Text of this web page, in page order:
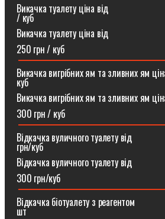
Викачка туалету ціна від
/ куб⠀
Викачка туалету ціна від
250 грн / куб
Викачка вигрібних ям та зливних ям
куб
Викачка вигрібних ям та зливних ям
300 грн / куб
Відкачка вуличного туалету від
грн/куб
Відкачка вуличного туалету від
300 грн/куб
Відкачка біотуалету з реагентом
шт